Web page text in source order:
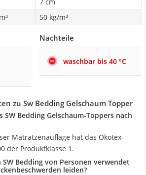
50 kg/m³
Nachteile
waschbar bis 40 °C
zu Sw Bedding Gelschaum Topper
SW Bedding Gelschaum-Toppers nach
Matratzenauflage hat das Ökotex-
der Produktklasse 1.
Bedding von Personen verwendet
leiden?